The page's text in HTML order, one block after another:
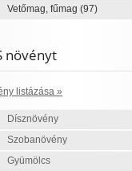
Vetőmag, fűmag (97)
növényt
listázása »
Dísznövény
Szobanövény
Gyümölcs